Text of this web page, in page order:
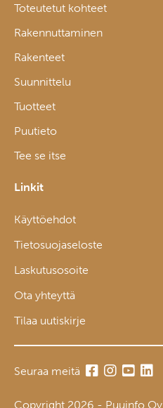
Toteutetut kohteet
Rakennuttaminen
Rakenteet
Suunnittelu
Tuotteet
Puutieto
Tee se itse
Linkit
Käyttöehdot
Tietosuojaseloste
Laskutusosoite
Ota yhteyttä
Tilaa uutiskirje
Seuraa meitä
Copyright 2026 - Puuinfo Oy